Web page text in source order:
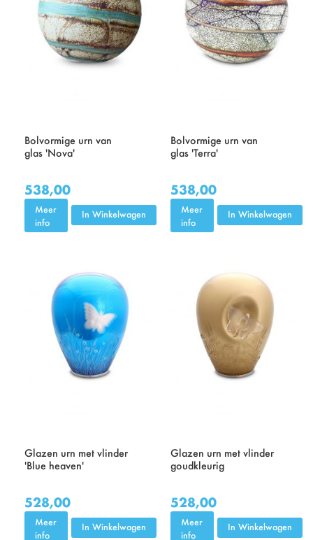
Bolvormige urn van
glas 'Nova'
538,00
Meer
info
In Winkelwagen
Bolvormige urn van
glas 'Terra'
538,00
Meer
info
In Winkelwagen
Glazen urn met vlinder
'Blue heaven'
528,00
Meer
info
In Winkelwagen
Glazen urn met vlinder
goudkleurig
528,00
Meer
info
In Winkelwagen